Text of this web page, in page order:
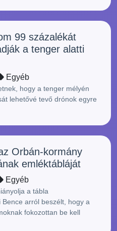
99 százalékát
a tenger alatti
Egyéb
hogy a tenger mélyén
lehetővé tevő drónok egyre
Orbán-kormány
emléktábláját
Egyéb
a tábla
arról beszélt, hogy a
fokozottan be kell